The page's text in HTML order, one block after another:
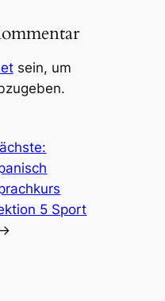
sein, um
5 Sport
→